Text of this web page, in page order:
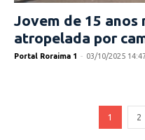
Jovem de 15 anos
atropelada por
Portal Roraima 1 - 03/10/2025
1 2